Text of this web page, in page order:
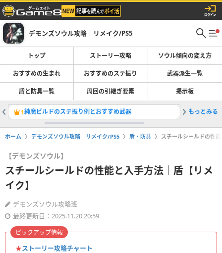
デモンズソウル攻略｜リメイク/PS5
トップ ストーリー攻略 ソウル傾向の変え方
おすすめの生まれ おすすめのステ振り 武器派生一覧
盾と防具一覧 周回の引継ぎ要素 掲示板
1純魔ビルドのステ振り例とおすすめ武器 2小ネタ・
もっとみる
ホーム デモンズソウル攻略｜リメイク/PS5 盾・防具 スチールシールドの性
【デモンズソウル】
スチールシールドの性能と入手方法｜盾【リメ
イク】
デモンズソウル攻略班
最終更新日：2025.11.20 20:59
★ストーリー攻略チャート
ピックアップ情報